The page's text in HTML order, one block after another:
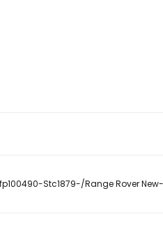
Stc1879-/Range Rover